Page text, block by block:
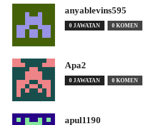
anyablevins595
0 JAWATAN 0 KOMEN
Apa2
0 JAWATAN 0 KOMEN
apul1190